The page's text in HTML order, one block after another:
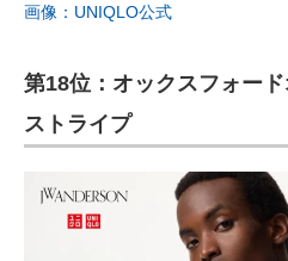
画像：UNIQLO公式
第18位：オックスフォー
ストライプ